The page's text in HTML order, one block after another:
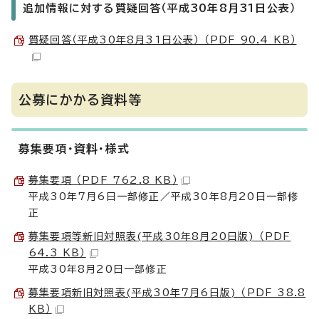
追加情報に対する質疑回答（平成30年8月31日公表）
質疑回答（平成30年8月31日公表） （PDF 90.4 KB）
公募にかかる資料等
募集要項・資料・様式
募集要項 （PDF 762.8 KB）
平成30年7月6日一部修正／平成30年8月20日一部修
正
募集要項等新旧対照表(平成30年8月20日版) （PDF
64.3 KB）
平成30年8月20日一部修正
募集要項新旧対照表(平成30年7月6日版) （PDF 38.8
KB）